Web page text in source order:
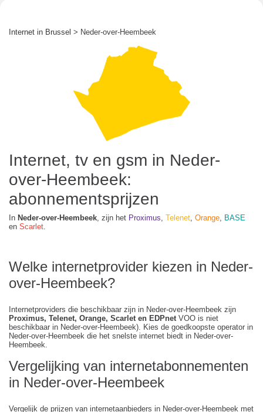
Internet in Brussel > Neder-over-Heembeek
Internet, tv en gsm in Neder-
over-Heembeek:
abonnementsprijzen
In Neder-over-Heembeek, zijn het Proximus, Telenet, Orange, BASE
en Scarlet.
Welke internetprovider kiezen in Neder-
over-Heembeek?
Internetproviders die beschikbaar zijn in Neder-over-Heembeek zijn
Proximus, Telenet, Orange, Scarlet en EDPnetVOO is niet
beschikbaar in Neder-over-Heembeek). Kies de goedkoopste operator in
Neder-over-Heembeek die het snelste internet biedt in Neder-over-
Heembeek.
Vergelijking van internetabonnementen
in Neder-over-Heembeek
Vergelijk de prijzen van internetaanbieders in Neder-over-Heembeek met